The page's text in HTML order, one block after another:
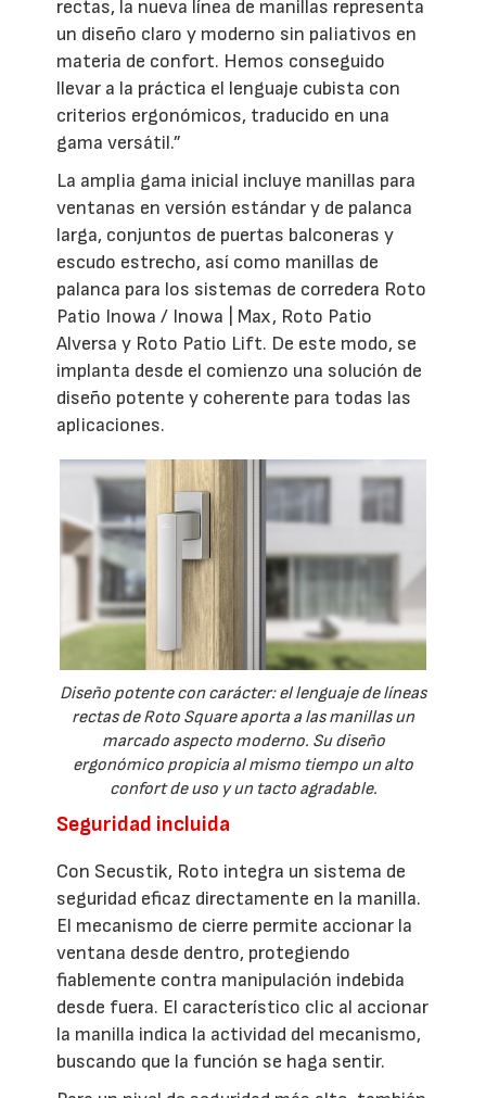
rectas, la nueva línea de manillas representa
un diseño claro y moderno sin paliativos en
materia de confort. Hemos conseguido
llevar a la práctica el lenguaje cubista con
criterios ergonómicos, traducido en una
gama versátil.”
La amplia gama inicial incluye manillas para
ventanas en versión estándar y de palanca
larga, conjuntos de puertas balconeras y
escudo estrecho, así como manillas de
palanca para los sistemas de corredera Roto
Patio Inowa / Inowa | Max, Roto Patio
Alversa y Roto Patio Lift. De este modo, se
implanta desde el comienzo una solución de
diseño potente y coherente para todas las
aplicaciones.
Diseño potente con carácter: el lenguaje de líneas
rectas de Roto Square aporta a las manillas un
marcado aspecto moderno. Su diseño
ergonómico propicia al mismo tiempo un alto
confort de uso y un tacto agradable.
Seguridad incluida
Con Secustik, Roto integra un sistema de
seguridad eficaz directamente en la manilla.
El mecanismo de cierre permite accionar la
ventana desde dentro, protegiendo
fiablemente contra manipulación indebida
desde fuera. El característico clic al accionar
la manilla indica la actividad del mecanismo,
buscando que la función se haga sentir.